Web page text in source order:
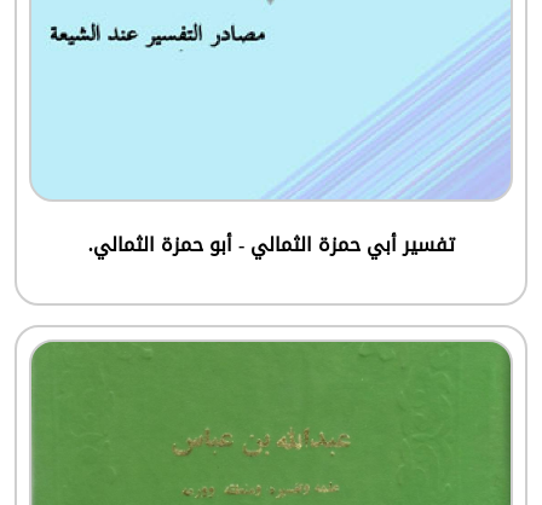
تفسير أبي حمزة الثمالي - أبو حمزة الثمالي.